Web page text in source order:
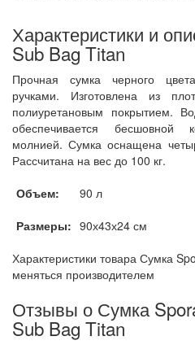
Характеристики и
Sub Bag Titan
Прочная сумка черного
ручками. Изготовлена из
полиуретановым покрытием.
обеспечивается бесшовной
молнией. Сумка оснащена
Рассчитана на вес до 100 кг.
Объем:
90 л
Размеры: 90х43х24 см
Характеристики товара Сумка
меняться производителем
Отзывы о Сумка
Sub Bag Titan